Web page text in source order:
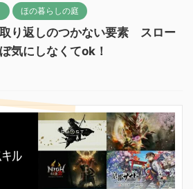
ほの暮らしの庭
取り返しのつかない要素 スロー
気にしなくてok！